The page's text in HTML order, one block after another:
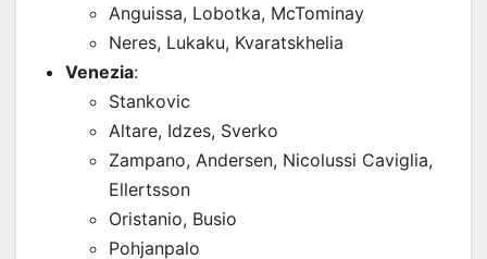
Anguissa, Lobotka, McTominay
Neres, Lukaku, Kvaratskhelia
Venezia:
Stankovic
Altare, Idzes, Sverko
Zampano, Andersen, Nicolussi Caviglia,
Ellertsson
Oristanio, Busio
Pohjanpalo